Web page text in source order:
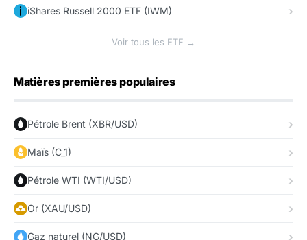
iShares Russell 2000 ETF (IWM)
Voir tous les ETF →
Matières premières populaires
Pétrole Brent (XBR/USD)
Maïs (C_1)
Pétrole WTI (WTI/USD)
Or (XAU/USD)
Gaz naturel (NG/USD)